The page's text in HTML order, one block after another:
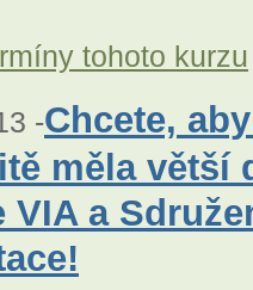
tohoto kurzu
-Chcete,
měla větší
VIA a